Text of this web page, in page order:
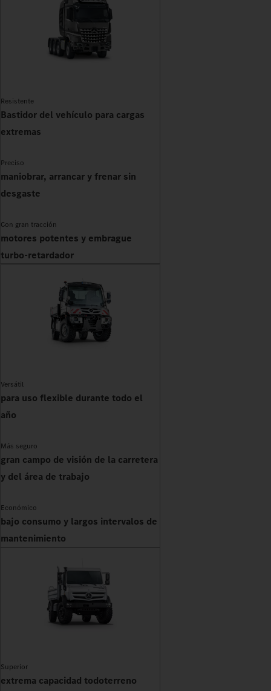
Resistente
Bastidor del vehículo para cargas
extremas
Preciso
maniobrar, arrancar y frenar sin
desgaste
Con gran tracción
motores potentes y embrague
turbo-retardador
Versátil
para uso flexible durante todo el
año
Más seguro
gran campo de visión de la carretera
y del área de trabajo
Económico
bajo consumo y largos intervalos de
mantenimiento
Superior
extrema capacidad todoterreno